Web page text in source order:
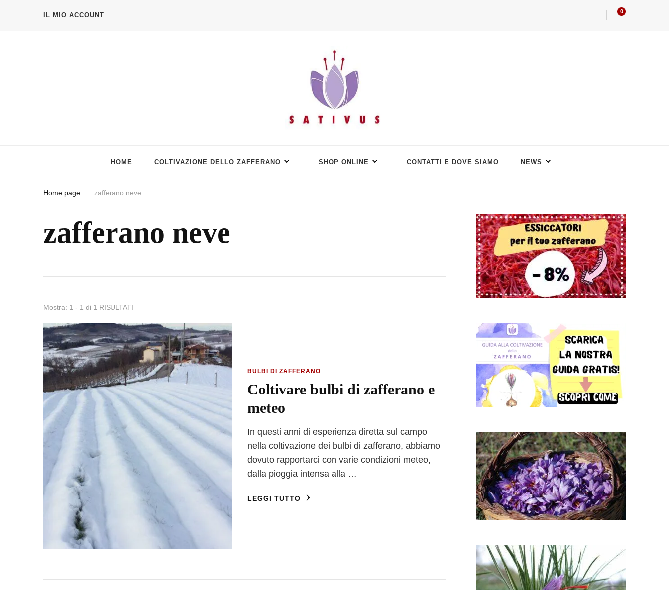
IL MIO ACCOUNT
0
HOME COLTIVAZIONE DELLO ZAFFERANO SHOP ONLINE CONTATTI E DOVE SIAMO NEWS
Home page zafferano neve
zafferano neve
Mostra: 1 - 1 di 1 RISULTATI
BULBI DI ZAFFERANO
Coltivare bulbi di zafferano e
meteo
In questi anni di esperienza diretta sul campo
nella coltivazione dei bulbi di zafferano, abbiamo
dovuto rapportarci con varie condizioni meteo,
dalla pioggia intensa alla …
LEGGI TUTTO